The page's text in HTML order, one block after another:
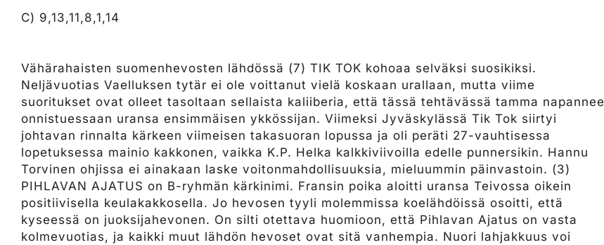
C) 9,13,11,8,1,14
Vähärahaisten suomenhevosten lähdössä (7) TIK TOK kohoaa selväksi suosikiksi.
Neljävuotias Vaelluksen tytär ei ole voittanut vielä koskaan urallaan, mutta viime
suoritukset ovat olleet tasoltaan sellaista kaliiberia, että tässä tehtävässä tamma napannee
onnistuessaan uransa ensimmäisen ykkössijan. Viimeksi Jyväskylässä Tik Tok siirtyi
johtavan rinnalta kärkeen viimeisen takasuoran lopussa ja oli peräti 27-vauhtisessa
lopetuksessa mainio kakkonen, vaikka K.P. Helka kalkkiviivoilla edelle punnersikin. Hannu
Torvinen ohjissa ei ainakaan laske voitonmahdollisuuksia, mieluummin päinvastoin. (3)
PIHLAVAN AJATUS on B-ryhmän kärkinimi. Fransin poika aloitti uransa Teivossa oikein
positiivisella keulakakkosella. Jo hevosen tyyli molemmissa koelähdöissä osoitti, että
kyseessä on juoksijahevonen. On silti otettava huomioon, että Pihlavan Ajatus on vasta
kolmevuotias, ja kaikki muut lähdön hevoset ovat sitä vanhempia. Nuori lahjakkuus voi